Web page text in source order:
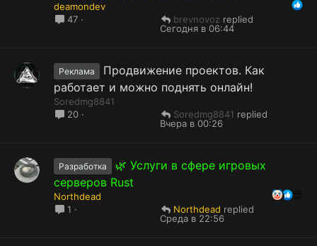
deamondev
47
Сегодня в 06:44
brevnovoz
Реклама
Продвижение проектов. Как
работает и можно поднять онлайн!
Soredmg8841
20
Вчера в 00:26
Soredmg8841
Разработка
🌿 Услуги в сфере игровых
серверов Rust
Northdead
1
Среда в 22:56
Northdead